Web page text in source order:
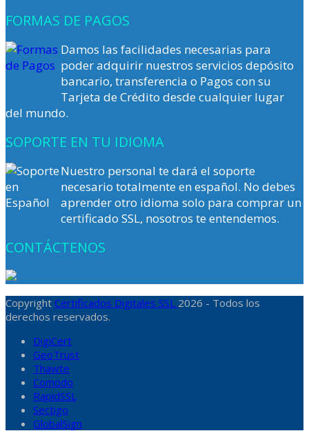
FORMAS DE PAGOS
Damos las facilidades necesarias para
poder adquirir nuestros servicios depósito
bancario, transferencia o Pagos con su
Tarjeta de Crédito desde cualquier lugar
del mundo.
SOPORTE EN TU IDIOMA
Nuestro personal te dará el soporte
necesario totalmente en español. No debes
aprender otro idioma solo para comprar un
certificado SSL, nosotros te entendemos.
CONTÁCTENOS
Copyright Certificados Digitales SSL 2026 - Todos los
derechos reservados.
DigiCert
GeoTrust
Thawte
Comodo
RapidSSL
Sectigo
GlobalSign